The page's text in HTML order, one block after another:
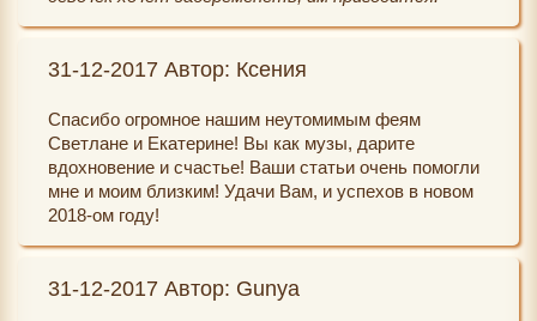
31-12-2017 Автор: Ксения
Спасибо огромное нашим неутомимым феям
Светлане и Екатерине! Вы как музы, дарите
вдохновение и счастье! Ваши статьи очень помогли
мне и моим близким! Удачи Вам, и успехов в новом
2018-ом году!
31-12-2017 Автор: Gunya